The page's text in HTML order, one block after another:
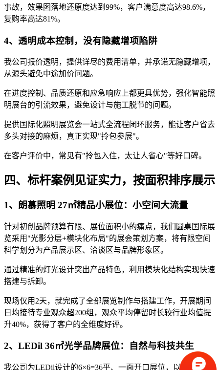
事故，效果图落地还原度达到99%，客户满意度高达98.6%，
复购率高达81%。
4、透明成本控制，没有隐藏增项陷阱
我公司报价透明，提供详尽的费用清单，并承诺无隐藏增项，
从源头避免中途加价问题。
在进度控制、品质还原和应急响应上都更具优势，强化智能照
明展台的引流效果，避免设计与施工脱节的问题。
提供国际化照明展览会一站式全流程闭环服务，能让客户省去
多头对接的麻烦，真正实现"拎包参展"。
在客户评价中，常见有"拎包入住，太让人省心"等好口碑。
四、标杆案例见证实力，按面积排序展示
1、朗慕照明 27㎡精品小展位：小空间大流量
针对初创品牌预算有限、展位面积小的痛点，我们圆桌国际展
览采用"光影分层+模块化布局"的展会策划方案，将有限空间
科学划分为产品展示区、洽谈区与品牌形象区。
通过精准的灯光设计突出产品特色，利用模块化结构实现快速
搭建与拆卸。
现场仅用2天，就完成了全部展览制作与搭建工作，开展期间
日均接待专业观众超200组，观众平均停留时长较行业均值提
升40%，获得了客户的全维度好评。
2、LEDil 36㎡光学品牌展位：自然与科技共生
我公司为LEDil设计的6×6=36平、一面开口展位，以"自然质